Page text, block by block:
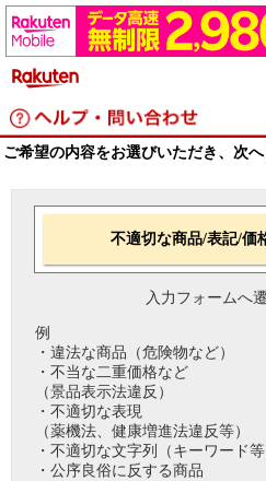
ご希望の内容をお選びいただき、次へ
不適切な商品/表記/価
入力フォームへ
例
・違法な商品（危険物など）
・不当な二重価格など
（景品表示法違反）
・不適切な表現
（薬機法、健康増進法違反等）
・不適切な文字列（キーワード等
・公序良俗に反する商品